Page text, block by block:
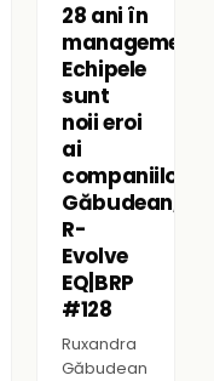
28 ani în
management:
Echipele
sunt
noii eroi
ai
Găbudean,
R-
Evolve
EQ|BRP
#128
Ruxandra
Găbudean